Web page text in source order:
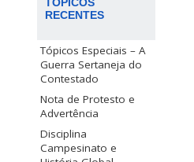
RECENTES
Tópicos Especiais – A
Guerra Sertaneja do
Contestado
Nota de Protesto e
Advertência
Disciplina
Campesinato e